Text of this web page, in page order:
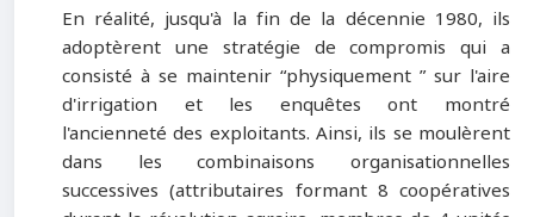
En réalité, jusqu'à la fin de la décennie 1980, ils
adoptèrent une stratégie de compromis qui a
consisté à se maintenir “physiquement ” sur l'aire
d'irrigation et les enquêtes ont montré
l'ancienneté des exploitants. Ainsi, ils se moulèrent
dans les combinaisons organisationnelles
successives (attributaires formant 8 coopératives